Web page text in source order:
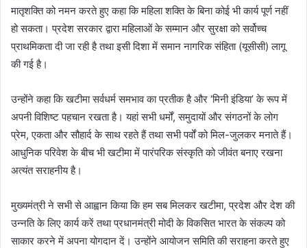
मातृशक्ति को नमन करते हुए कहा कि महिला शक्ति के बिना कोई भी कार्य पूर्ण नहीं
हो सकता। प्रदेश सरकार द्वारा महिलाओं के सम्मान और सुरक्षा को सर्वोच्च
प्राथमिकता दी जा रही है तथा इसी दिशा में समान नागरिक संहिता (यूसीसी) लागू
की गई है।
उन्होंने कहा कि खटीमा सर्वधर्म समभाव का प्रतीक है और ‘मिनी इंडिया’ के रूप में
अपनी विशिष्ट पहचान रखता है। यहां सभी धर्मों, समुदायों और संगठनों के लोग
प्रेम, एकता और सौहार्द के साथ रहते हैं तथा सभी पर्वों को मिल-जुलकर मनाते हैं।
आधुनिक परिवेश के बीच भी खटीमा में पारंपरिक संस्कृति को जीवंत बनाए रखना
अत्यंत सराहनीय है।
मुख्यमंत्री ने सभी से आह्वान किया कि हम सब मिलकर खटीमा, प्रदेश और देश की
उन्नति के लिए कार्य करें तथा प्रधानमंत्री मोदी के विकसित भारत के संकल्प को
साकार करने में अपना योगदान दें। उन्होंने आयोजन समिति की सराहना करते हुए